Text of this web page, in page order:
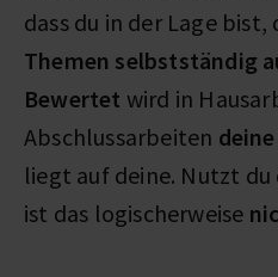
dass du in der Lage bist,
Themen selbstständig
Bewertet wird in
Abschlussarbeiten
liegt auf deine. Nutzt du
ist das logischerweise